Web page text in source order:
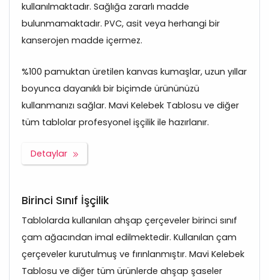
kullanılmaktadır. Sağlığa zararlı madde
bulunmamaktadır. PVC, asit veya herhangi bir
kanserojen madde içermez.
%100 pamuktan üretilen kanvas kumaşlar, uzun yıllar
boyunca dayanıklı bir biçimde ürününüzü
kullanmanızı sağlar. Mavi Kelebek Tablosu ve diğer
tüm tablolar profesyonel işçilik ile hazırlanır.
Detaylar
Birinci Sınıf İşçilik
Tablolarda kullanılan ahşap çerçeveler birinci sınıf
çam ağacından imal edilmektedir. Kullanılan çam
çerçeveler kurutulmuş ve fırınlanmıştır. Mavi Kelebek
Tablosu ve diğer tüm ürünlerde ahşap şaseler